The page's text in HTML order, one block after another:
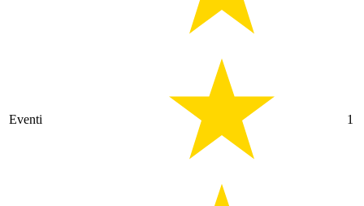
Eventi 1